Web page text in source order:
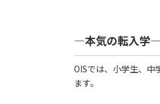
―本気の転入学―
OISでは、小学生、中
ます。